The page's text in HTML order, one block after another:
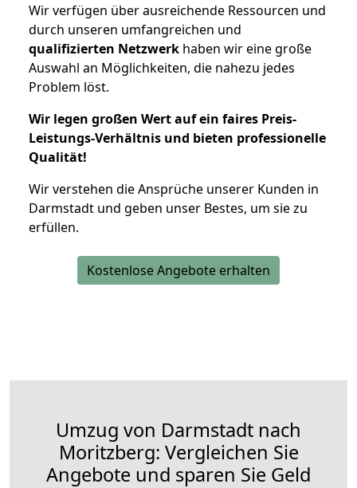
Wir verfügen über ausreichende Ressourcen und
durch unseren umfangreichen und
qualifizierten Netzwerk haben wir eine große
Auswahl an Möglichkeiten, die nahezu jedes
Problem löst.
Wir legen großen Wert auf ein faires Preis-
Leistungs-Verhältnis und bieten professionelle
Qualität!
Wir verstehen die Ansprüche unserer Kunden in
Darmstadt und geben unser Bestes, um sie zu
erfüllen.
Kostenlose Angebote erhalten
Umzug von Darmstadt nach
Moritzberg: Vergleichen Sie
Angebote und sparen Sie Geld